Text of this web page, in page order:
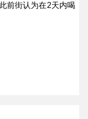
前街认为在2天内喝